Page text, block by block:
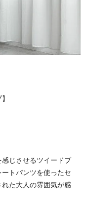
じさせるツイードブ
トパンツを使ったセ
た大人の雰囲気が感